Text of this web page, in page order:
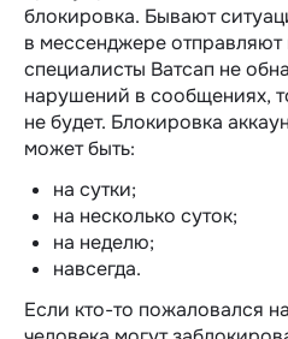
блокировка. Бывают
в мессенджере
специалисты Ватсап не
нарушений в сообщениях,
не будет. Блокировка
может быть:
на сутки;
на несколько суток;
на неделю;
навсегда.
Если кто-то пожаловался